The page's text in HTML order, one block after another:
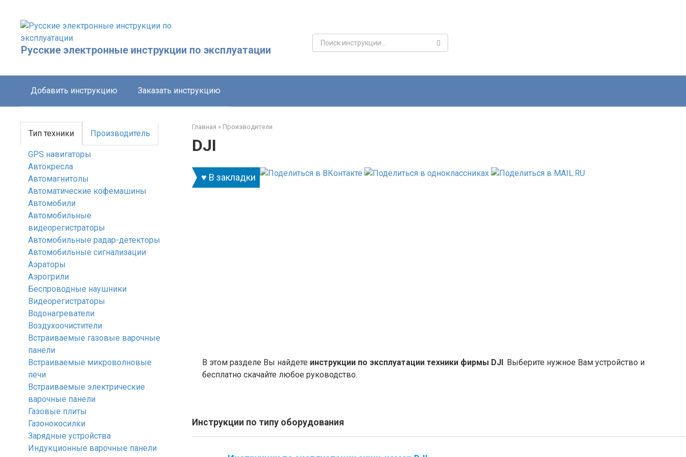
контенту
Русские электронные инструкции по эксплуатации
Поиск:
Добавить инструкцию Заказать инструкцию
Главная » Производители
DJI
♥ В закладки
В этом разделе Вы найдете инструкции по эксплуатации техники фирмы DJI. Выберите нужное Вам устройство и
бесплатно скачайте любое руководство.
Инструкции по типу оборудования
Тип техники Производитель
GPS навигаторы
Автокресла
Автомагнитолы
Автоматические кофемашины
Автомобили
Автомобильные
видеорегистраторы
Автомобильные радар-детекторы
Автомобильные сигнализации
Аэраторы
Аэрогрили
Беспроводные наушники
Видеорегистраторы
Водонагреватели
Воздухоочистители
Встраиваемые газовые варочные
панели
Встраиваемые микроволновые
печи
Встраиваемые электрические
варочные панели
Газовые плиты
Газонокосилки
Зарядные устройства
Индукционные варочные панели